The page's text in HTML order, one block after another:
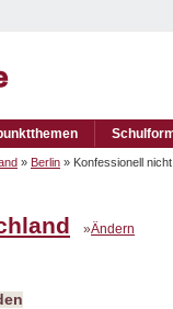
» Berlin » Konfessionell
»Ändern